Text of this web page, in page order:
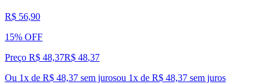
R$ 56,90
15% OFF
Preço R$ 48,37R$ 48,37
Ou 1x de R$ 48,37 sem jurosou 1x de R$ 48,37 sem juros